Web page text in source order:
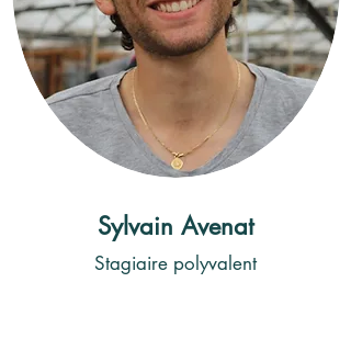
Sylvain Avenat
Stagiaire polyvalent